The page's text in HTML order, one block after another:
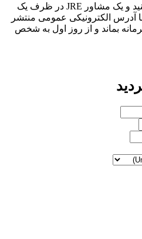
از فرم سمت راست استفاده کنید و یک مشاور JRE در ظرف یک
آدرس الکترونیکی عمومی منتشر
بماند و از روز اول به شخص